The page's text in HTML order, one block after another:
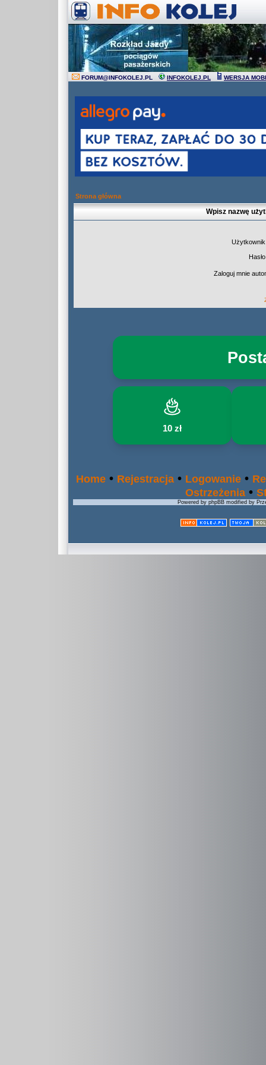
FORUM@INFOKOLEJ.PL INFOKOLEJ.PL WERSJA
Strona główna
Wpisz nazwę
Zaloguj mnie
10 zł
Home • Rejestracja • Logowanie •
Ostrzeżenia •
Powered by phpBB modified by